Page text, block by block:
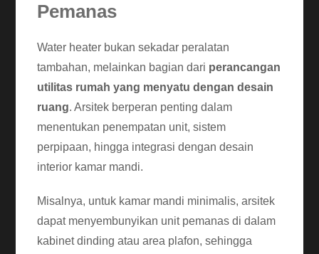
Pemanas
Water heater bukan sekadar peralatan
tambahan, melainkan bagian dari perancangan
utilitas rumah yang menyatu dengan desain
ruang. Arsitek berperan penting dalam
menentukan penempatan unit, sistem
perpipaan, hingga integrasi dengan desain
interior kamar mandi.
Misalnya, untuk kamar mandi minimalis, arsitek
dapat menyembunyikan unit pemanas di dalam
kabinet dinding atau area plafon, sehingga